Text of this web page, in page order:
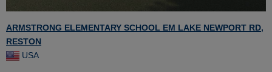
ARMSTRONG ELEMENTARY SCHOOL EM LAKE NEWPORT RD,
RESTON
USA